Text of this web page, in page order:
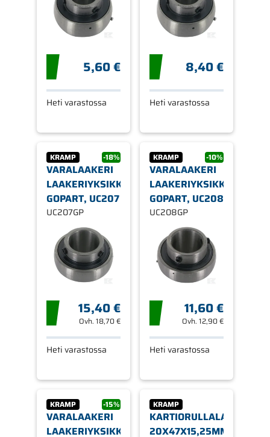
5,60 €
Heti varastossa
8,40 €
Heti varastossa
KRAMP -18%
VARALAAKERI
LAAKERIYKSIKKÖÖN,
GOPART, UC207
UC207GP
15,40 €
Ovh. 18,70 €
Heti varastossa
KRAMP -10%
VARALAAKERI
LAAKERIYKSIKKÖÖN,
GOPART, UC208
UC208GP
11,60 €
Ovh.12,90 €
Heti varastossa
KRAMP -15%
VARALAAKERI
LAAKERIYKSIKKÖÖN,
KRAMP
KARTIORULLALAAKERI
20X47X15,25MM